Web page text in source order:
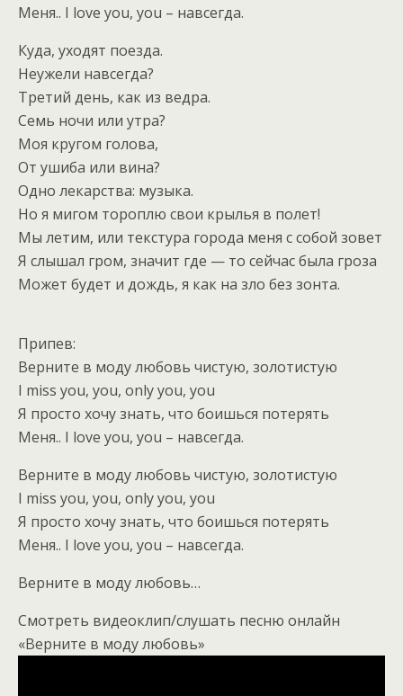
Меня.. I love you, you – навсегда.
Куда, уходят поезда.
Неужели навсегда?
Третий день, как из ведра.
Семь ночи или утра?
Моя кругом голова,
От ушиба или вина?
Одно лекарства: музыка.
Но я мигом тороплю свои крылья в полет!
Мы летим, или текстура города меня с собой зовет
Я слышал гром, значит где — то сейчас была гроза
Может будет и дождь, я как на зло без зонта.
Припев:
Верните в моду любовь чистую, золотистую
I miss you, you, only you, you
Я просто хочу знать, что боишься потерять
Меня.. I love you, you – навсегда.
Верните в моду любовь чистую, золотистую
I miss you, you, only you, you
Я просто хочу знать, что боишься потерять
Меня.. I love you, you – навсегда.
Верните в моду любовь…
Смотреть видеоклип/слушать песню онлайн
«Верните в моду любовь»